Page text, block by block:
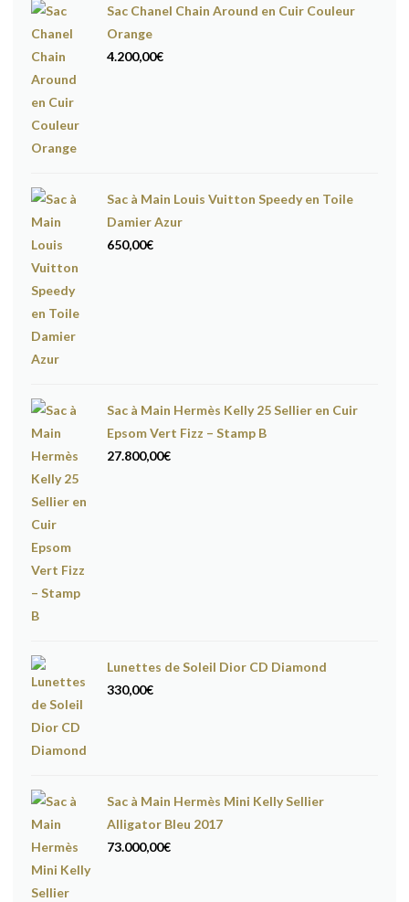
Sac Chanel Chain Around en Cuir Couleur
Orange
4.200,00€
Sac à Main Louis Vuitton Speedy en Toile
Damier Azur
650,00€
Sac à Main Hermès Kelly 25 Sellier en Cuir
Epsom Vert Fizz – Stamp B
27.800,00€
Lunettes de Soleil Dior CD Diamond
330,00€
Sac à Main Hermès Mini Kelly Sellier
Alligator Bleu 2017
73.000,00€